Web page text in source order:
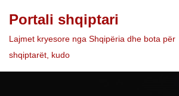
Skip
to
Portali shqiptari
Lajmet kryesore nga Shqipëria dhe bota për
shqiptarët, kudo